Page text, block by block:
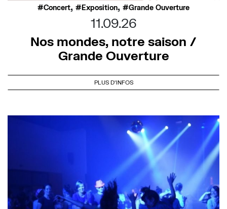
Concert, Exposition, Grande Ouverture
11.09.26
Nos mondes, notre saison /
Grande Ouverture
PLUS D'INFOS